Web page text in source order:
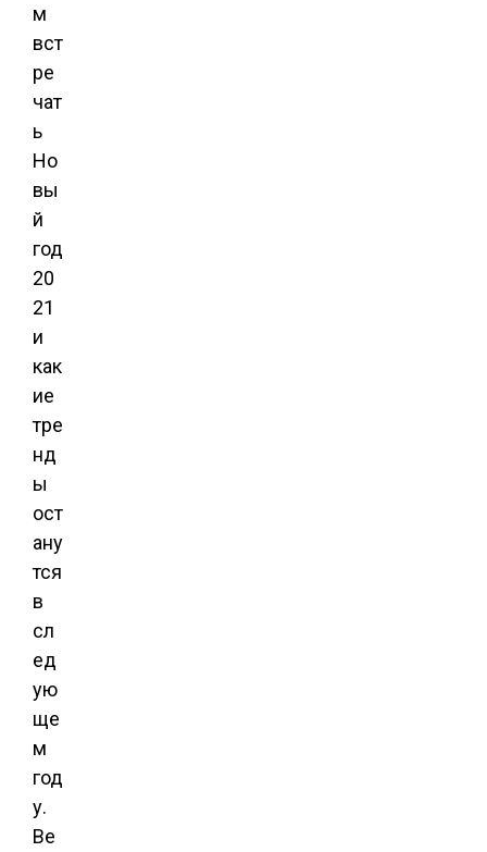
м
вст
ре
чат
ь
Но
вы
й
год
20
21
и
как
ие
тре
нд
ы
ост
ану
тся
в
сл
ед
ую
ще
м
год
у.
Ве